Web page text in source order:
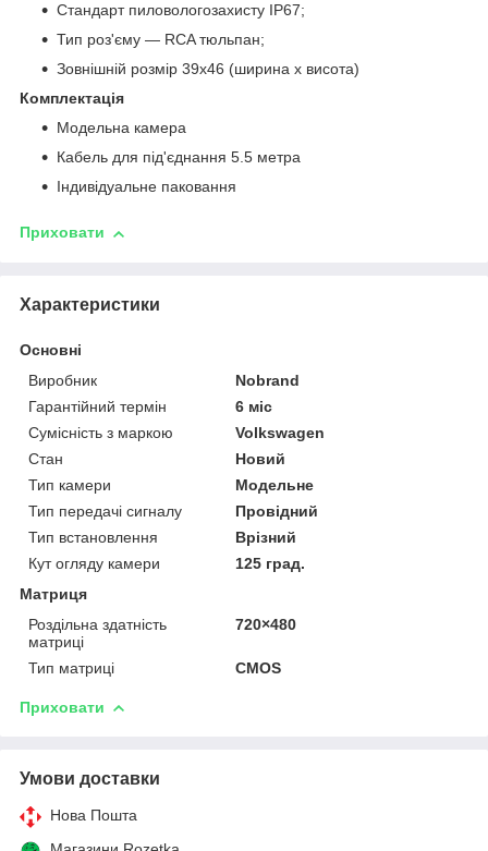
Стандарт пиловологозахисту IP67;
Тип роз'єму — RCA тюльпан;
Зовнішній розмір 39х46 (ширина х висота)
Комплектація
Модельна камера
Кабель для під'єднання 5.5 метра
Індивідуальне паковання
Приховати
Характеристики
Основні
Виробник
Nobrand
Гарантійний термін
6 міс
Сумісність з маркою
Volkswagen
Стан
Новий
Тип камери
Модельне
Тип передачі сигналу
Провідний
Тип встановлення
Врізний
Кут огляду камери
125 град.
Матриця
Роздільна здатність
матриці
720×480
Тип матриці CMOS
Приховати
Умови доставки
Нова Пошта